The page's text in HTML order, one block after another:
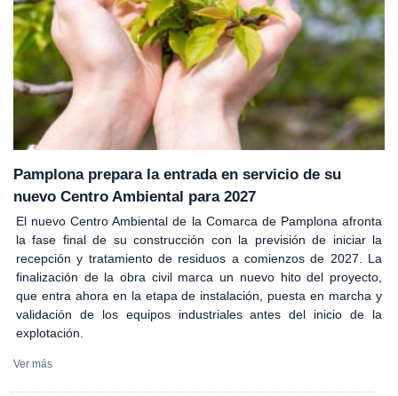
Pamplona prepara la entrada en servicio de su
nuevo Centro Ambiental para 2027
El nuevo Centro Ambiental de la Comarca de Pamplona afronta
la fase final de su construcción con la previsión de iniciar la
recepción y tratamiento de residuos a comienzos de 2027. La
finalización de la obra civil marca un nuevo hito del proyecto,
que entra ahora en la etapa de instalación, puesta en marcha y
validación de los equipos industriales antes del inicio de la
explotación.
Ver más